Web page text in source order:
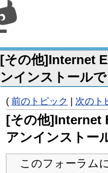
[その他]Internet
ンインストール
( 前のトピック 次のト
[その他]Internet
アンインストー
このフォーラム